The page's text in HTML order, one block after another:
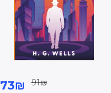
73₪ 91₪